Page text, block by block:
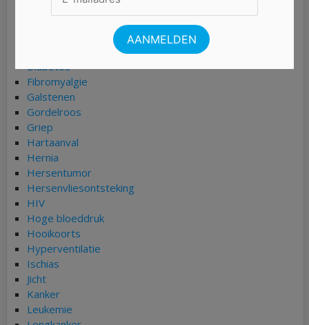
Diabetes
Fibromyalgie
Galstenen
Gordelroos
Griep
Hartaanval
Hernia
Hersentumor
Hersenvliesontsteking
HIV
Hoge bloeddruk
Hooikoorts
Hyperventilatie
Ischias
Jicht
Kanker
Leukemie